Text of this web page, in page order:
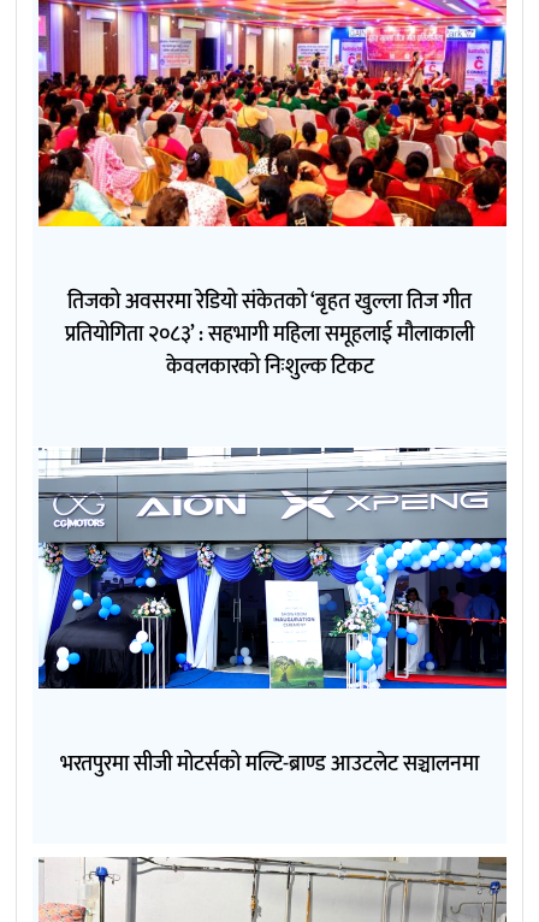
तिजको अवसरमा रेडियो संकेतको ‘बृहत खुल्ला तिज गीत
प्रतियोगिता २०८३’ : सहभागी महिला समूहलाई मौलाकाली
केवलकारको निःशुल्क टिकट
भरतपुरमा सीजी मोटर्सको मल्टि-ब्राण्ड आउटलेट सञ्चालनमा